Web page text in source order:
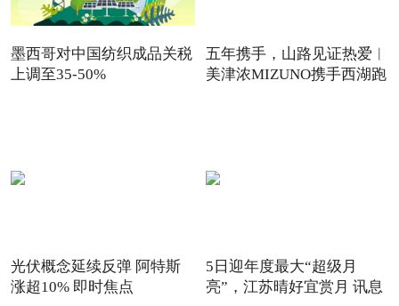
墨西哥对中国纺织成品关税
上调至35-50%
五年携手，山路见证热爱︱
美津浓MIZUNO携手西湖跑
光伏概念延续反弹 阿特斯
涨超10% 即时焦点
5日迎年度最大“超级月
亮”，江苏晴好宜赏月 讯息